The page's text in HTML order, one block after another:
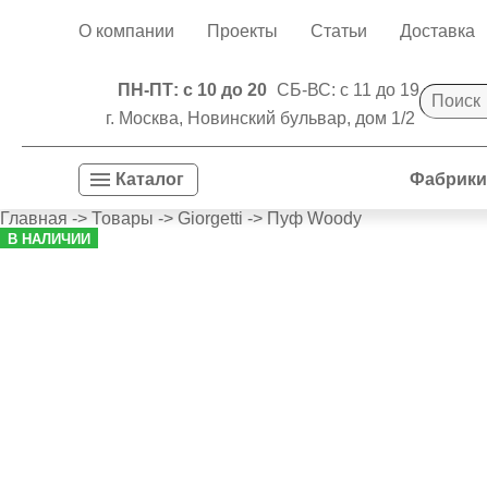
О компании Проекты Статьи Доставка
ПН-ПТ: с 10 до 20 СБ-ВС: с 11 до 19
г. Москва, Новинский бульвар, дом 1/2
Фабрики
Каталог
Главная -> Товары -> Giorgetti -> Пуф Woody
В НАЛИЧИИ